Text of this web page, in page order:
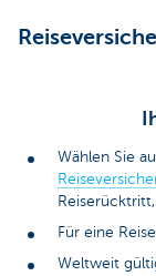
Wählen Sie
Für eine
Weltweit